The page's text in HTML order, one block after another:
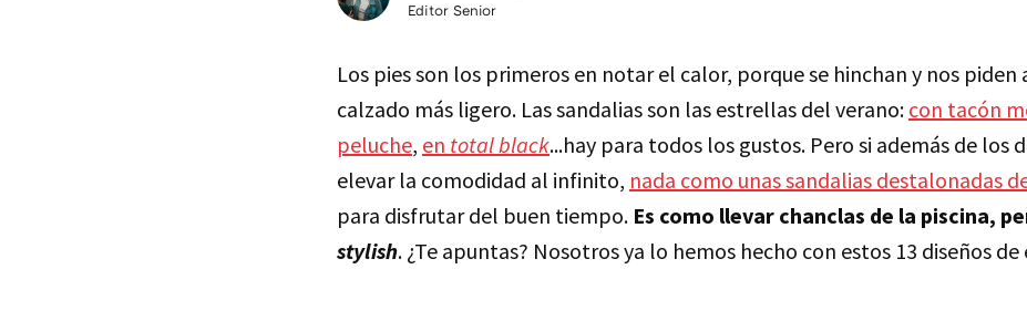
Editor Senior
Los pies son los primeros en notar el calor, porque se hinchan y nos piden
calzado más ligero. Las sandalias son las estrellas del verano: con tacón
peluche, en total black...hay para todos los gustos. Pero si además de los
elevar la comodidad al infinito, nada como unas sandalias destalonadas
para disfrutar del buen tiempo. Es como llevar chanclas de la piscina,
stylish. ¿Te apuntas? Nosotros ya lo hemos hecho con estos 13 diseños de